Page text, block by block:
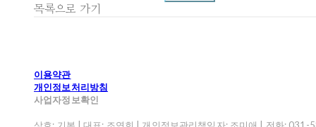
목록으로 가기
이용약관
개인정보처리방침
사업자정보확인